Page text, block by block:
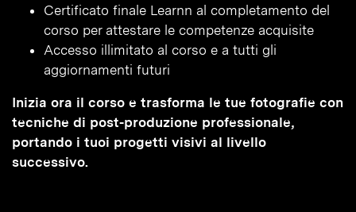
Certificato finale Learnn al completamento del
corso per attestare le competenze acquisite
Accesso illimitato al corso e a tutti gli
aggiornamenti futuri
Inizia ora il corso e trasforma le tue fotografie con
tecniche di post-produzione professionale,
portando i tuoi progetti visivi al livello
successivo.